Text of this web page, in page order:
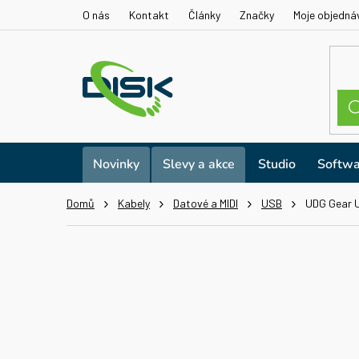
O nás Kontakt Články Značky Moje
Novinky Slevy a akce Studio
Domů Kabely Datové a MIDI USB UDG